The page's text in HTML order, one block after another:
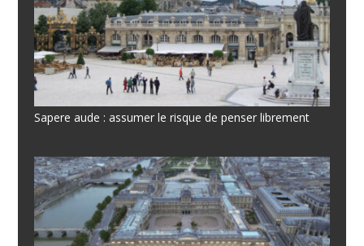
Sapere aude : assumer le risque de penser librement